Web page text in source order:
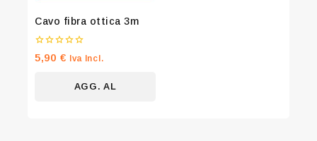
Cavo fibra ottica 3m
0
su
5,90 € Iva Incl.
AGG. AL